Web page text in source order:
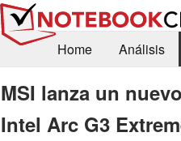
Home
Análisis
MSI lanza un
Intel Arc G3